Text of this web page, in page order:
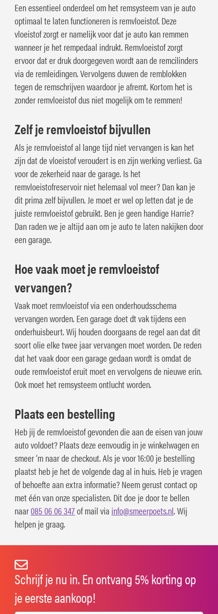
Een essentieel onderdeel om het remsysteem van je auto
optimaal te laten functioneren is remvloeistof. Deze
vloeistof zorgt er namelijk voor dat je auto kan remmen
wanneer je het rempedaal indrukt. Remvloeistof zorgt
ervoor dat er druk doorgegeven wordt aan de remcilinders
via de remleidingen. Vervolgens duwen de remblokken
tegen de remschrijven waardoor je afremt. Kortom het is
zonder remvloeistof dus niet mogelijk om te remmen!
Zelf je remvloeistof bijvullen
Als je remvloeistof al lange tijd niet vervangen is kan het
zijn dat de vloeistof veroudert is en zijn werking verliest. Ga
voor de zekerheid naar de garage. Is het
remvloeistofreservoir niet helemaal vol meer? Dan kan je
dit prima zelf bijvullen. Je moet er wel op letten dat je de
juiste remvloeistof gebruikt. Ben je geen handige Harrie?
Dan raden we je altijd aan om je auto te laten nakijken door
een garage.
Hoe vaak moet je remvloeistof
vervangen?
Vaak moet remvloeistof via een onderhoudsschema
vervangen worden. Een garage doet dt vak tijdens een
onderhuisbeurt. Wij houden doorgaans de regel aan dat dit
soort olie elke twee jaar vervangen moet worden. De reden
dat het vaak door een garage gedaan wordt is omdat de
oude remvloeistof eruit moet en vervolgens de nieuwe erin.
Ook moet het remsysteem ontlucht worden.
Plaats een bestelling
Heb jij de remvloeistof gevonden die aan de eisen van jouw
auto voldoet? Plaats deze eenvoudig in je winkelwagen en
smeer ‘m naar de checkout. Als je voor 16:00 je bestelling
plaatst heb je het de volgende dag al in huis. Heb je vragen
of behoefte aan extra informatie? Neem gerust contact op
met één van onze specialisten. Dit doe je door te bellen
naar085 06 06 347of mail via info@smeerpoets.nl. Wij
helpen je graag.
Schrijf je nu in. En ontvang 5% korting op
je eerste aankoop!